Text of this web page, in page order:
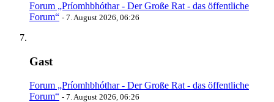
Forum „Príomhbhóthar - Der Große Rat - das öffentliche
Forum“ - 7. August 2026, 06:26
Gast
Forum „Príomhbhóthar - Der Große Rat - das öffentliche
Forum“ - 7. August 2026, 06:26